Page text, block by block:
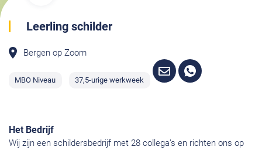
Leerling schilder
Bergen op Zoom
MBO Niveau 37,5-urige werkweek
Het Bedrijf
Wij zijn een schildersbedrijf met 28 collega’s en richten ons op